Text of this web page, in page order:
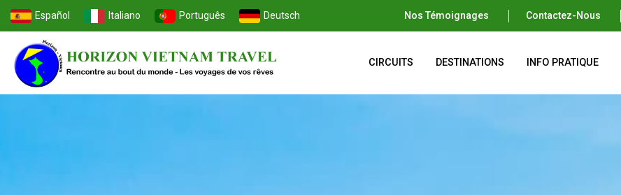
Español Italiano Português Deutsch Nos Témoignages Contactez-Nous
CIRCUITS DESTINATIONS INFO PRATIQUE